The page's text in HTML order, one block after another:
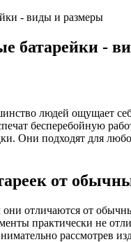
- виды и размеры
батарейки -
людей ощущает
бесперебойную
Они подходят для
от
они отличаются от
практически не
рассмотрев